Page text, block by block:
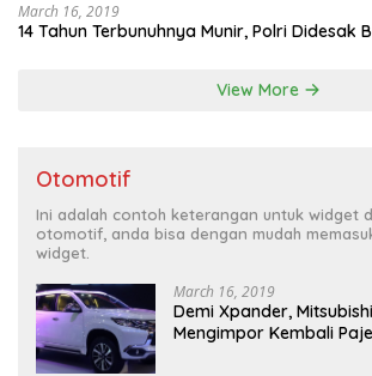
March 16, 2019
14 Tahun Terbunuhnya Munir, Polri Didesak
View More
Otomotif
Ini adalah contoh keterangan untuk widget
otomotif, anda bisa dengan mudah
widget.
March 16, 2019
Demi Xpander,
Mengimpor Kembali